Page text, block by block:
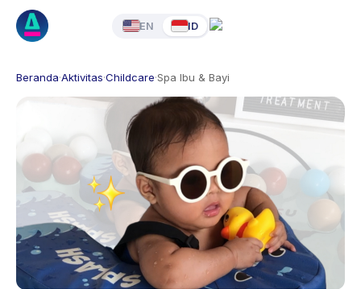
EN ID
Beranda·Aktivitas·Childcare·Spa Ibu & Bayi